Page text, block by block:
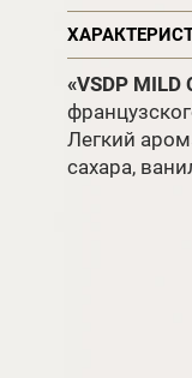
«VSDP MILD
Легкий
сахара,